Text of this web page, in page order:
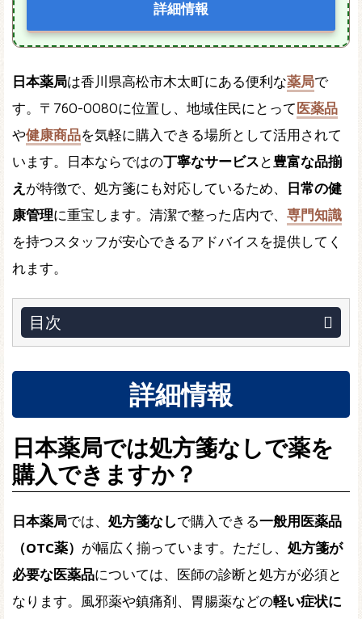
詳細情報
日本薬局は香川県高松市木太町にある便利な薬局で
す。〒760-0080に位置し、地域住民にとって 医薬品
や健康商品を気軽に購入できる場所として活用されて
います。日本ならではの丁寧なサービス と 豊富な品揃
え が特徴で、処方箋にも対応しているため、 日常の健
康管理に重宝します。清潔で整った店内で、 専門知識
を持つスタッフが安心できるアドバイスを提供してく
れます。
目次
詳細情報
日本薬局では処方箋なしで薬を
購入できますか？
日本薬局では、 処方箋なしで購入できる一般用医薬品
（OTC薬） が幅広く揃っています。ただし、 処方箋が
必要な医薬品については、医師の診断と処方が必須と
なります。風邪薬や鎮痛剤、胃腸薬などの軽い症状に